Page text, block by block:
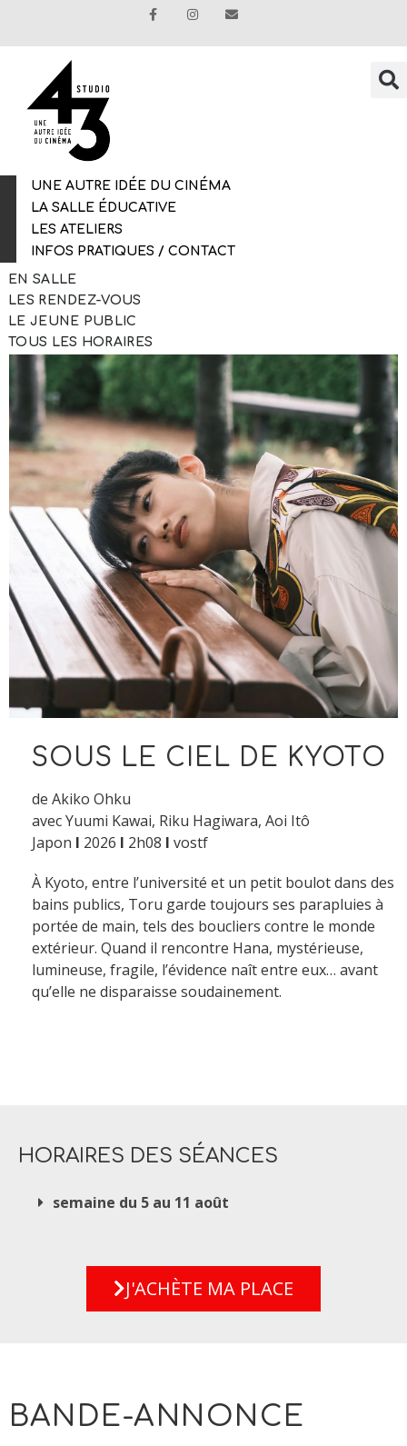
UNE AUTRE IDÉE DU CINÉMA
LA SALLE ÉDUCATIVE
LES ATELIERS
INFOS PRATIQUES / CONTACT
EN SALLE
LES RENDEZ-VOUS
LE JEUNE PUBLIC
TOUS LES HORAIRES
SOUS LE CIEL DE KYOTO
de Akiko Ohku
avec Yuumi Kawai, Riku Hagiwara, Aoi Itô
Japon I 2026 I 2h08 I vostf
À Kyoto, entre l’université et un petit boulot dans des
bains publics, Toru garde toujours ses parapluies à
portée de main, tels des boucliers contre le monde
extérieur. Quand il rencontre Hana, mystérieuse,
lumineuse, fragile, l’évidence naît entre eux… avant
qu’elle ne disparaisse soudainement.
HORAIRES DES SÉANCES
semaine du 5 au 11 août
J'ACHÈTE MA PLACE
BANDE-ANNONCE